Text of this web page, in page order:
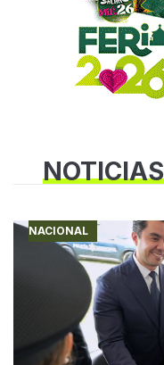
NOTICIAS
NACIONAL